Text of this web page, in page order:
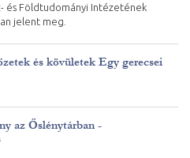
és Földtudományi Intézetének
jelent meg.
és kövületek Egy gerecsei
az Őslénytárban -